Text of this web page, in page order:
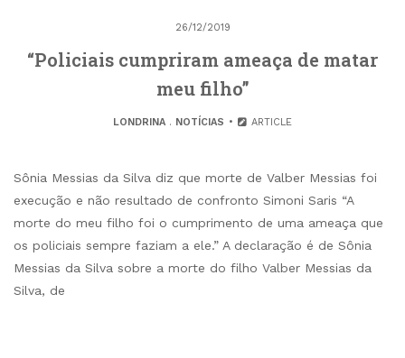
26/12/2019
“Policiais cumpriram ameaça de matar
meu filho”
LONDRINA. NOTÍCIAS ARTICLE
Sônia Messias da Silva diz que morte de Valber Messias foi
execução e não resultado de confronto Simoni Saris “A
morte do meu filho foi o cumprimento de uma ameaça que
os policiais sempre faziam a ele.” A declaração é de Sônia
Messias da Silva sobre a morte do filho Valber Messias da
Silva, de